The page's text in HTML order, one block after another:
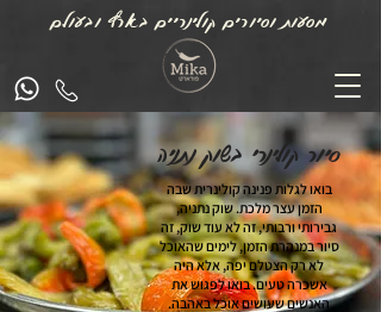
מסעות וסיורים קולינריים בארץ ובעולם
סיור קולינרי בשוק נתניה
בואו לגלות פנינה קולינרית שבה
הזמן עצר מלכת. שוק נתניה,
גבירותי ורבותי, זה לא עוד שוק, זה
סיור במנהרת הזמן, לימים שהאוכל
לא רק הצטלם יפה, אלא היה
אשכרה טעים. בואו לפגוש את
האנשים שעושים אוכל באהבה.